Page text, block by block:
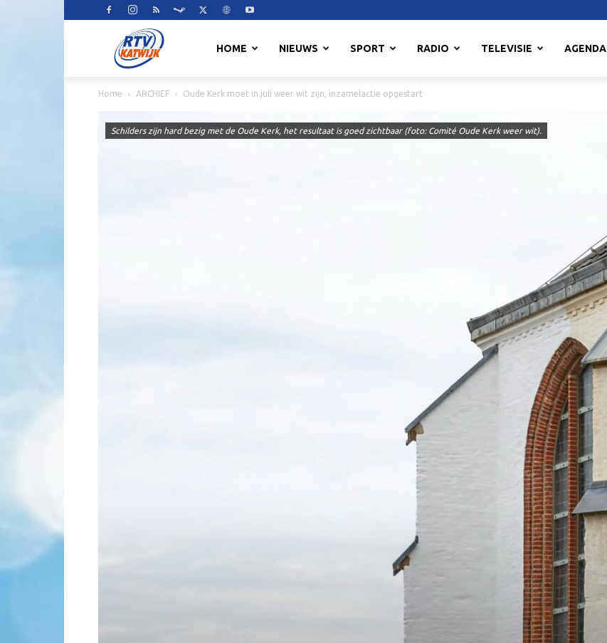
HOME NIEUWS SPORT RADIO TELEVISIE AGENDA
Home ARCHIEF Oude Kerk moet in juli weer wit zijn, inzamelactie opgestart
Schilders zijn hard bezig met de Oude Kerk, het resultaat is goed zichtbaar (foto: Comité Oude Kerk weer wit).